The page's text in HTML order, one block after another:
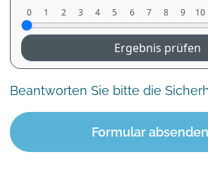
0 1 2 3 4 5 6 7 8 9 10
Ergebnis prüfen
Beantworten Sie bitte die
Formular absenden